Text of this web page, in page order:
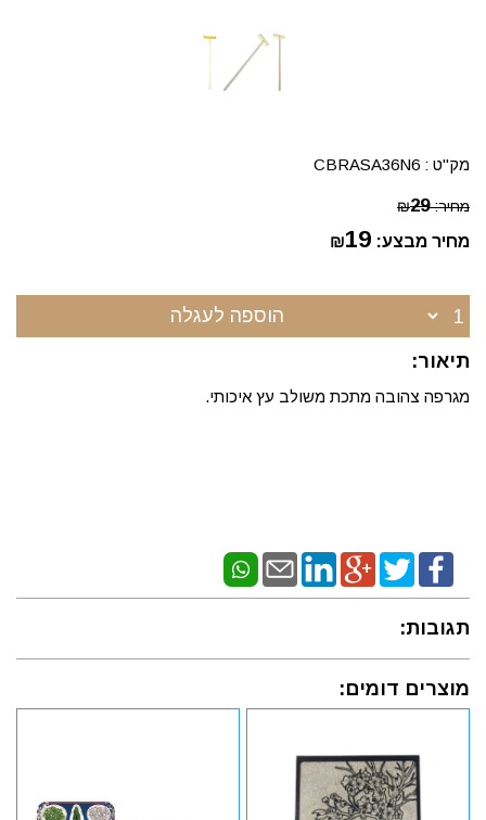
מק"ט : CBRASA36N6
מחיר: ₪29
מחיר מבצע: ₪19
הוספה לעגלה
תיאור:
מגרפה צהובה מתכת משולב עץ איכותי.
תגובות:
מוצרים דומים: